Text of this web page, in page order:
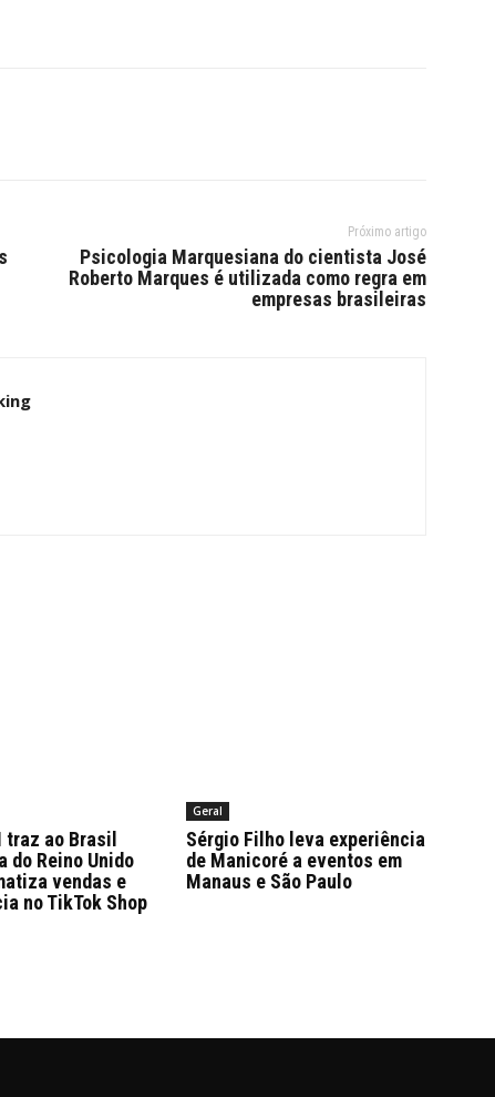
Próximo artigo
Psicologia Marquesiana do cientista José
Roberto Marques é utilizada como regra em
empresas brasileiras
traz ao Brasil
do Reino Unido
vendas e
no TikTok Shop
Geral
Sérgio Filho leva experiência
de Manicoré a eventos em
Manaus e São Paulo